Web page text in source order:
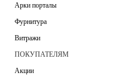
Арки порталы
Фурнитура
Витражи
ПОКУПАТЕЛЯМ
Акции